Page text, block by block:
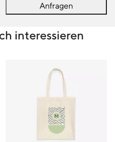
Anfragen
interessieren